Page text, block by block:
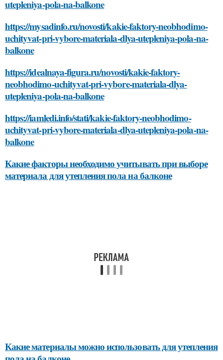
utepleniya-pola-na-balkone
https://mysadinfo.ru/novosti/kakie-faktory-neobhodimo-
uchityvat-pri-vybore-materiala-dlya-utepleniya-pola-na-
balkone
https://idealnaya-figura.ru/novosti/kakie-faktory-
neobhodimo-uchityvat-pri-vybore-materiala-dlya-
utepleniya-pola-na-balkone
https://iamledi.info/stati/kakie-faktory-neobhodimo-
uchityvat-pri-vybore-materiala-dlya-utepleniya-pola-na-
balkone
Какие факторы необходимо учитывать при выборе
материала для утепления пола на балконе
Какие материалы можно использовать для утепления